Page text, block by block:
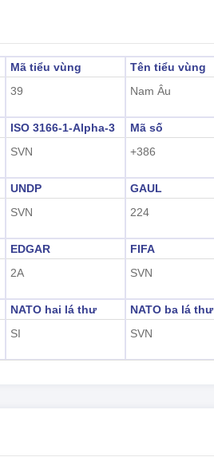
Mã tiểu vùng
39
Tên tiểu vùng
Nam Âu
ISO 3166-1-Alpha-3
SVN
Mã số
+386
UNDP
SVN
GAUL
224
EDGAR
2A
FIFA
SVN
NATO hai lá thư
SI
NATO ba lá thư
SVN